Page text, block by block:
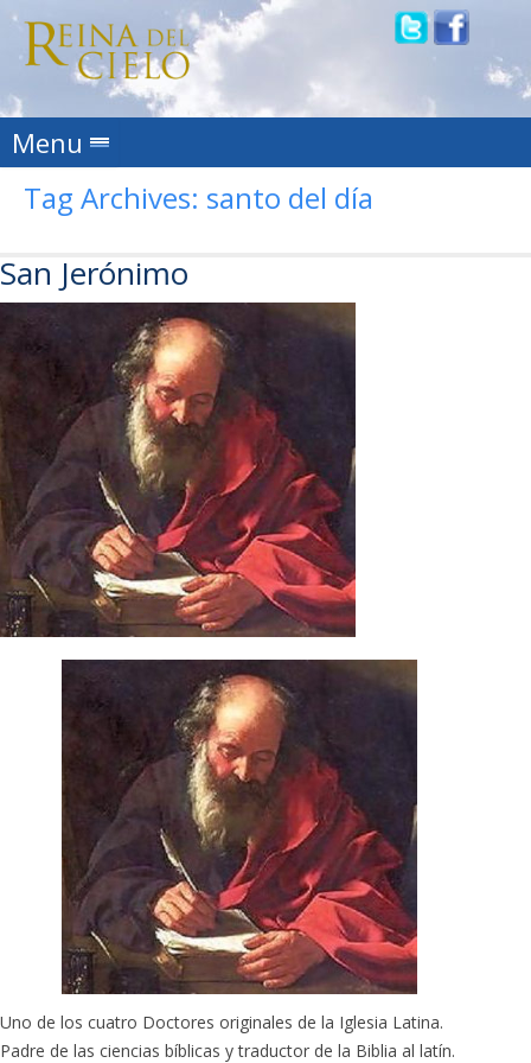
Menu Skip to content
Tag Archives: santo del día
San Jerónimo
Uno de los cuatro Doctores originales de la Iglesia Latina.
Padre de las ciencias bíblicas y traductor de la Biblia al latín.